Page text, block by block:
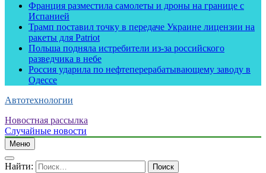
Франция разместила самолеты и дроны на границе с
Испанией
Трамп поставил точку в передаче Украине лицензии на
ракеты для Patriot
Польша подняла истребители из-за российского
разведчика в небе
Россия ударила по нефтеперерабатывающему заводу в
Одессе
Автотехнологии
Новостная рассылка
Случайные новости
Меню
Найти: